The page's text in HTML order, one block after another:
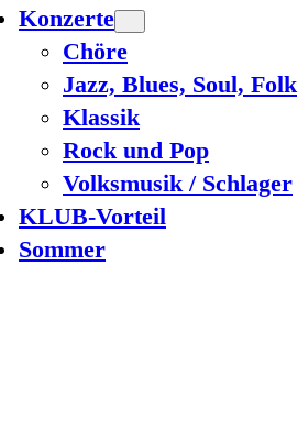
Konzerte
Chöre
Jazz, Blues, Soul, Folk
Klassik
Rock und Pop
Volksmusik / Schlager
KLUB-Vorteil
Sommer